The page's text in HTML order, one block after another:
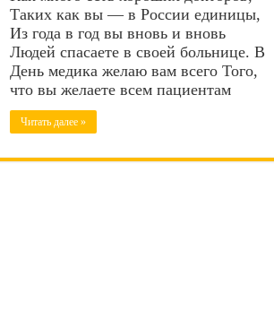
Таких как вы — в России единицы,
Из года в год вы вновь и вновь
Людей спасаете в своей больнице. В
День медика желаю вам всего Того,
что вы желаете всем пациентам
Читать далее »